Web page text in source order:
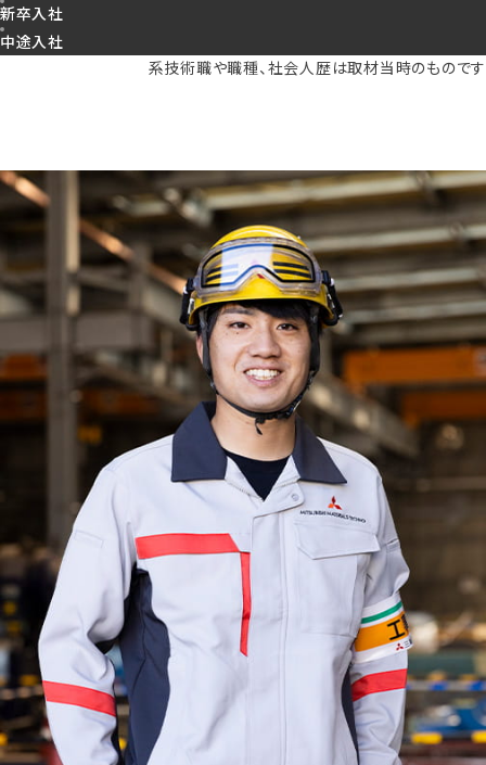
新卒入社
中途入社
系技術職や職種、社会人歴は取材当時のものです